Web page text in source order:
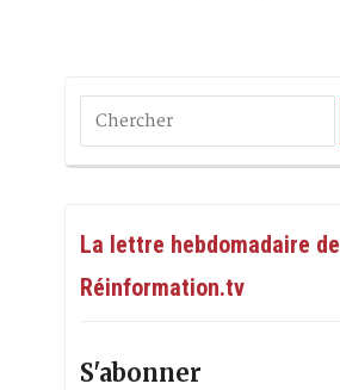
La lettre hebdomadaire de
Réinformation.tv
S'abonner